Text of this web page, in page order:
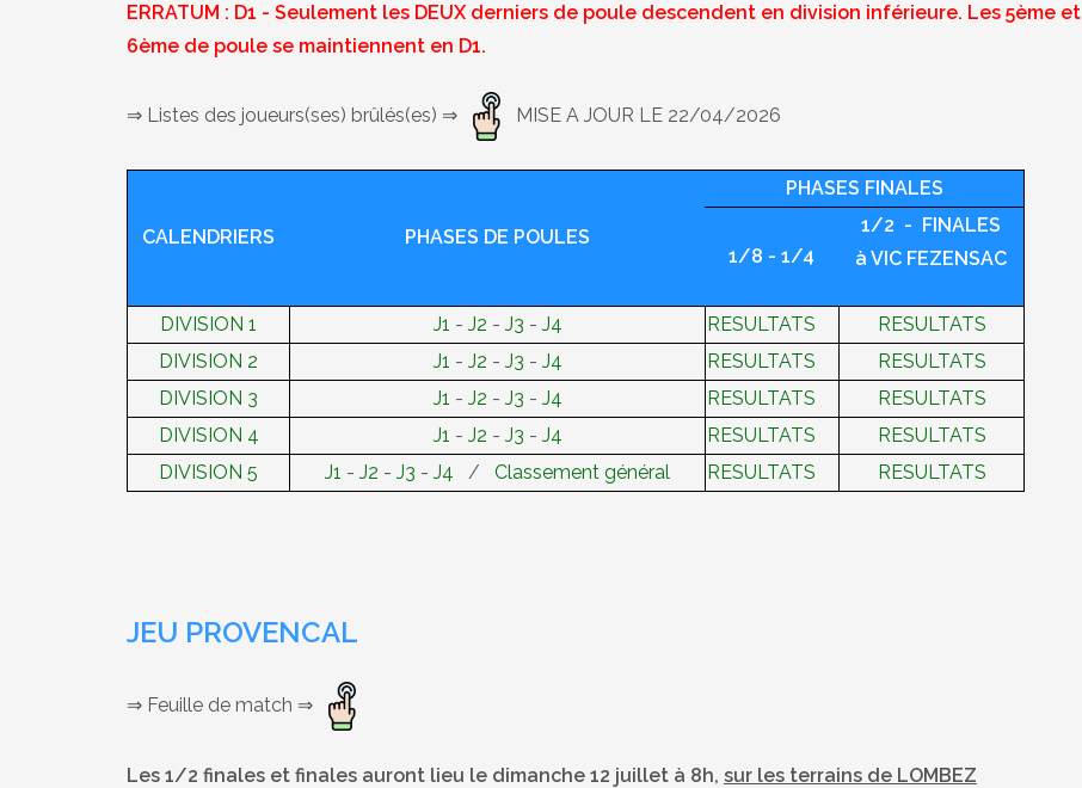
ERRATUM : D1 - Seulement les DEUX derniers de poule descendent en division inférieure. Les 5ème et
6ème de poule se maintiennent en D1.
⇒ Listes des joueurs(ses) brûlés(es) ⇒ MISE A JOUR LE 22/04/2026
CALENDRIERS PHASES DE POULES
PHASES FINALES
1/8 - 1/4
1/2 - FINALES
à VIC FEZENSAC
DIVISION 1 J1 - J2 - J3 - J4 RESULTATS
RESULTATS
DIVISION 2
J1 - J2 - J3 - J4 RESULTATS
RESULTATS
DIVISION 3
J1 - J2 - J3 - J4 RESULTATS
RESULTATS
DIVISION 4
J1 - J2 - J3 - J4 RESULTATS
RESULTATS
DIVISION 5
J1 - J2 - J3 - J4 / Classement général RESULTATS RESULTATS
JEU PROVENCAL
⇒ Feuille de match ⇒
Les 1/2 finales et finales auront lieu le dimanche 12 juillet à 8h, sur les terrains de LOMBEZ